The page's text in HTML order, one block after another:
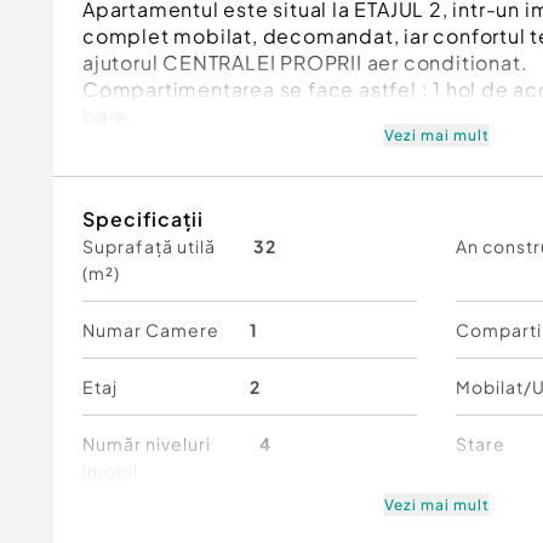
Apartamentul este situal la ETAJUL 2, intr-un
complet mobilat, decomandat, iar confortul
ajutorul CENTRALEI PROPRII aer conditionat.
Compartimentarea se face astfel : 1 hol de
Se vinde complet mobilat si utilat, exact cum
Informatiile cu caracter tehnic ne sunt
Se accepta credit bancar! Ne angajam sa va
imobiliara si financiara pe toata durata
multe detalii telefonic!
Confort:1
Tip imobil:Bloc de apartamente
Vezi mai mult
Specificații
Suprafață utilă
(m²)
32 An
Numar Camere 1
Etaj 2 Mobilat/
Număr niveluri
4 Stare
Vezi mai mult